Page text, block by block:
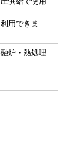
用できま
炉・熱処理